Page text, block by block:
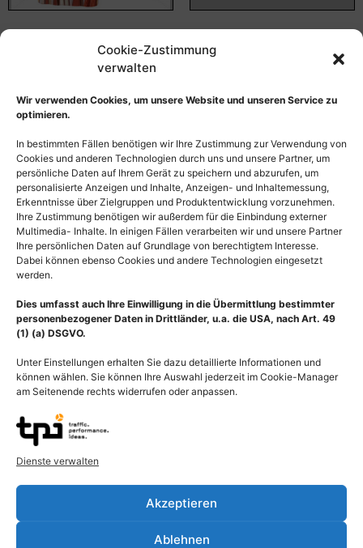
Cookie-Zustimmung
verwalten
Wir verwenden Cookies, um unsere Website und unseren Service zu
optimieren.
In bestimmten Fällen benötigen wir Ihre Zustimmung zur Verwendung von
Cookies und anderen Technologien durch uns und unsere Partner, um
persönliche Daten auf Ihrem Gerät zu speichern und abzurufen, um
personalisierte Anzeigen und Inhalte, Anzeigen- und Inhaltemessung,
Erkenntnisse über Zielgruppen und Produktentwicklung vorzunehmen.
Ihre Zustimmung benötigen wir außerdem für die Einbindung externer
Multimedia- Inhalte. In einigen Fällen verarbeiten wir und unsere Partner
Ihre persönlichen Daten auf Grundlage von berechtigtem Interesse.
Dabei können ebenso Cookies und andere Technologien eingesetzt
werden.
Dies umfasst auch Ihre Einwilligung in die Übermittlung bestimmter
personenbezogener Daten in Drittländer, u.a. die USA, nach Art. 49
(1) (a) DSGVO.
Unter Einstellungen erhalten Sie dazu detaillierte Informationen und
können wählen. Sie können Ihre Auswahl jederzeit im Cookie-Manager
am Seitenende rechts widerrufen oder anpassen.
Dienste verwalten
Akzeptieren
Ablehnen
Muskulatur und Sehnen
der Außenhand
Bildnummer: 3508
Ausführung wählen
Arthritis (chronische
Ausführung wählen
Anatomie Hand Manus,
Muskeln und Sehnen der
Hand lateral
Bildnummer: 2438
(chronische Polyarthritis)
55,00